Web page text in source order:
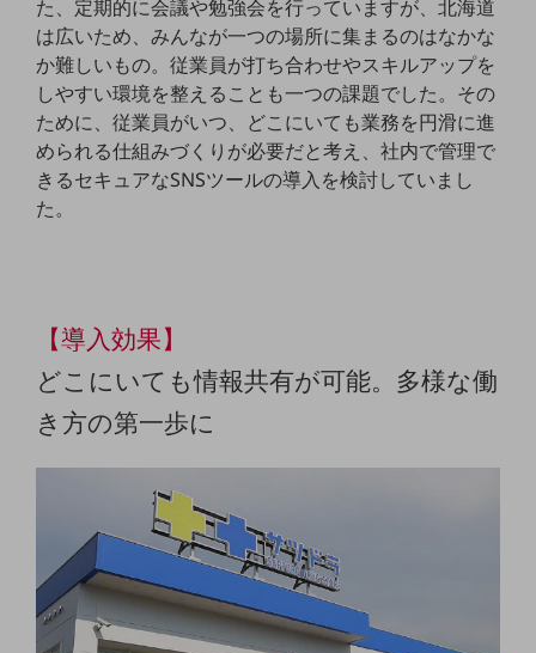
ビジネスお役立ち情報
旬な話題やお役立ち資料などDXの課題を
解決するヒントをお届けする記事サイト
新着記事
お役立ち資料ダウンロード
トレンド記事特集
IT用語集
中堅中小企業向け
サービス・ソリューション
お悩みから見つけるTOP
ネットワーク
モバイル・音声
リモート・ハイブリッドワーク
セキュリティ
その他のお悩みはこちら
業界から見つける
業界から見つけるTOP
た、定期的に会議や勉強会を行っていますが、北海道
は広いため、みんなが一つの場所に集まるのはなかな
か難しいもの。従業員が打ち合わせやスキルアップを
しやすい環境を整えることも一つの課題でした。その
ために、従業員がいつ、どこにいても業務を円滑に進
められる仕組みづくりが必要だと考え、社内で管理で
きるセキュアなSNSツールの導入を検討していまし
た。
【導入効果】
どこにいても情報共有が可能。多様な働
き方の第一歩に